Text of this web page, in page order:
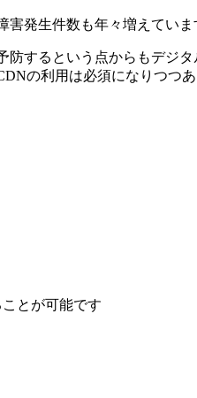
発生件数も年々増えていま
するという点からもデジ
の利用は必須になりつつあ
とが可能です